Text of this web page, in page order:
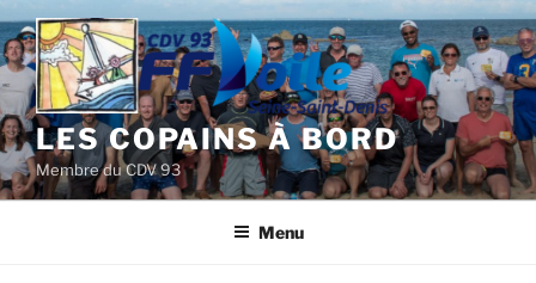
Aller
au
contenu
principal
LES COPAINS À BORD
Membre du CDV 93
Menu